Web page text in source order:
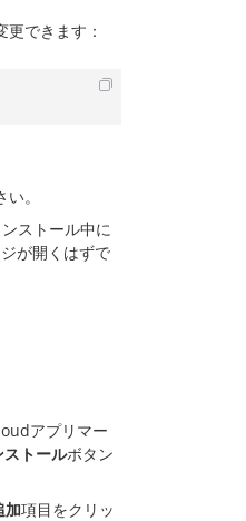
できます：
。
ストール中に
が開くはずで
アプリマー
ストールボタン
加項目をクリッ